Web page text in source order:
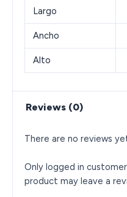
Largo
Ancho
Alto
Reviews (0)
There are no reviews
Only logged in
product may leave a